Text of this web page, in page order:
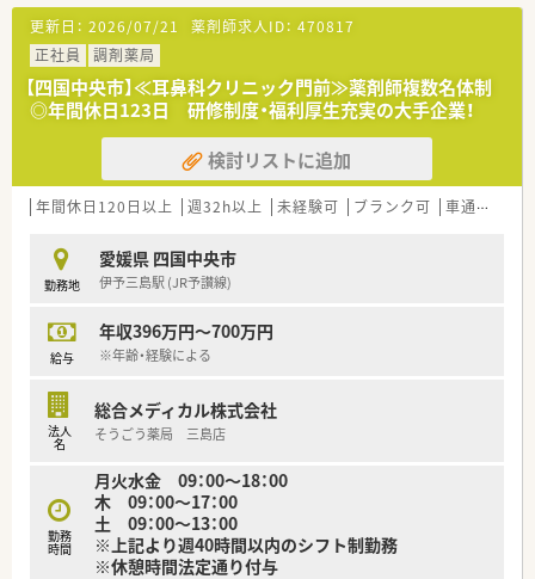
【勤務実態について】
■残業時間は月平均で10時間程度と少なく、1分単位で残業代が
全額支給されるため、サービス残業の心配がなく安心して働ける
環境です。
■有給休暇の取得率も高く、年間休日と合わせることで仕事とプ
ライベートのオンとオフをしっかりと切り替えられる職場実態
■ヘルプ体制が非常に充実しており、急な欠員時や休暇取得の際
も近隣店舗や本部からのバックアップが速やかに行われる仕組
【想定される業務内容】
薬指導に加え、継続的な健康管理をサポートするかかりつけ業務
を担います。
■居宅や施設への訪問薬剤管理指導といった在宅業務にも積極
たします。
■将来的なキャリアとして、店舗運営を支える薬局長職や、複数
指せます。
更新日： 2026/07/21 薬剤師求人ID： 470817
正社員
調剤薬局
【四国中央市】≪耳鼻科クリニック門前≫薬剤師複数名体制
◎年間休日123日 研修制度・福利厚生充実の大手企業！
検討リストに追加
年間休日120日以上 週32h以上 未経験可 ブランク可 車通勤可
勤務地
愛媛県 四国中央市
伊予三島駅 (JR予讃線)
給与
年収396万円～700万円
※年齢・経験による
法人
名
総合メディカル株式会社
そうごう薬局 三島店
勤務
時間
月火水金 09：00～18：00
木 09：00～17：00
土 09：00～13：00
※上記より週40時間以内のシフト制勤務
※休憩時間法定通り付与